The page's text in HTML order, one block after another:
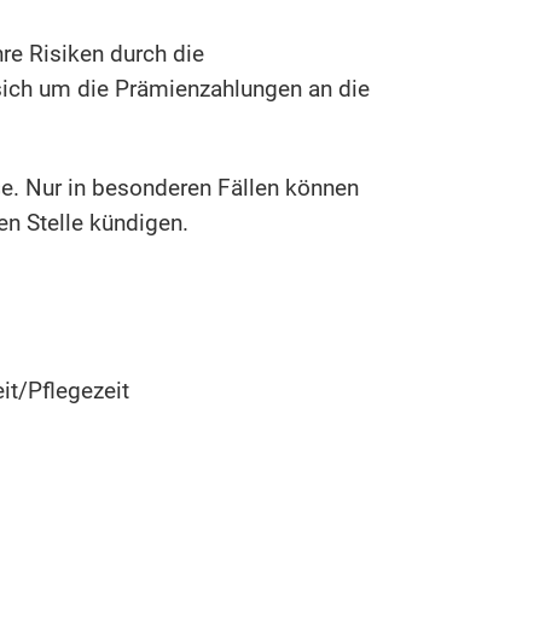
Risiken durch die
um die Prämienzahlungen an die
Nur in besonderen Fällen können
Stelle kündigen.
Pflegezeit